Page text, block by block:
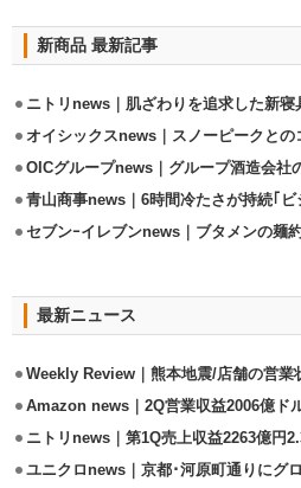
新商品 最新記事
最新ニュース